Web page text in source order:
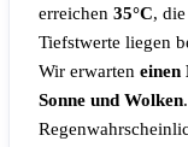
erreichen 35°C, die
Tiefstwerte liegen
Wir erwarten einen
Sonne und Wolken.